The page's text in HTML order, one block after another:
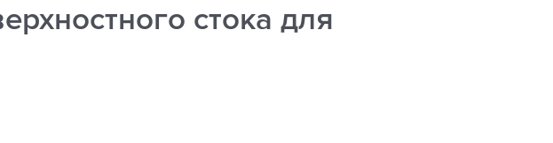
стока для